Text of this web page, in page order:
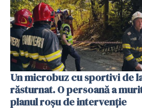
Un microbuz cu sportivi de
răsturnat. O persoană a
planul roșu de intervenție